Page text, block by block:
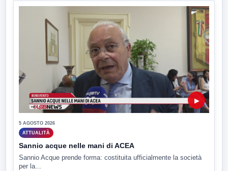
▶
5 AGOSTO 2026
ATTUALITÀ
Sannio acque nelle mani di ACEA
Sannio Acque prende forma: costituita ufficialmente la società
per la...